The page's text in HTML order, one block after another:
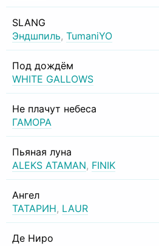
SLANG
Эндшпиль, TumaniYO
Под дождём
WHITE GALLOWS
Не плачут небеса
ГАМОРА
Пьяная луна
ALEKS ATAMAN, FINIK
Ангел
ТАТАРИН, LAUR
Де Ниро